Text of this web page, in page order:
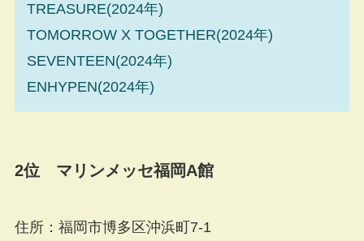
TREASURE(2024年)
TOMORROW X TOGETHER(2024年)
SEVENTEEN(2024年)
ENHYPEN(2024年)
2位 マリンメッセ福岡A館
住所：福岡市博多区沖浜町7-1